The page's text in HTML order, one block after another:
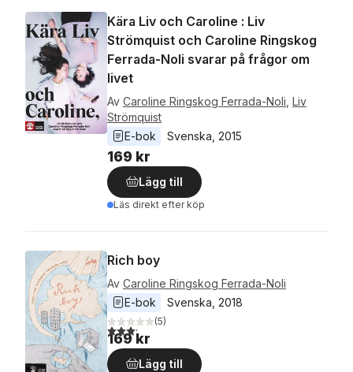
Kära Liv och Caroline : Liv
Strömquist och Caroline Ringskog
Ferrada-Noli svarar på frågor om
livet
Av Caroline Ringskog Ferrada-Noli, Liv
Strömquist
E-bok
Svenska, 2015
169 kr
Lägg till
Läs direkt efter köp
Rich boy
Av Caroline Ringskog Ferrada-Noli
E-bok
Svenska, 2018
3,2utav 5 stjärnor. Totalt antal röster:
(5)
169 kr
Lägg till